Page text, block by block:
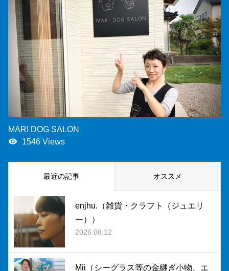
MARI DOG SALON
remove_red_eye 1546 Views
最近の記事 オススメ
enjhu.（雑貨・クラフト（ジュエリ
ー））
2026.06.12
Mii（シーグラス等の金継ぎ小物、エ